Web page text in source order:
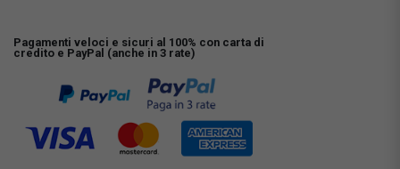
Pagamenti veloci e sicuri al 100% con carta di
credito e PayPal (anche in 3 rate)